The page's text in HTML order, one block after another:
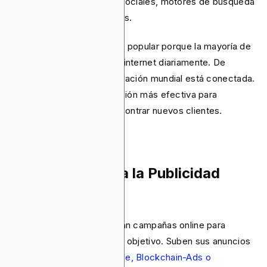
y sitios web especializados.
La publicidad digital es tan popular porque la mayoría de
las personas navegan por internet diariamente. De
hecho, el 67.9% de la población mundial está conectada.
Esto la convierte en la opción más efectiva para
empresas que buscan encontrar nuevos clientes.
¿Cómo Funciona la Publicidad
Los anunciantes desarrollan campañas online para
conectar con su audiencia objetivo. Suben sus anuncios
plataformas como Google, Blockchain-Ads o